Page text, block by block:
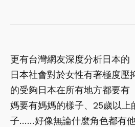
更有台灣網友深度分析日本的
日本社會對於女性有著極度壓
的受夠日本在所有地方都要有
媽要有媽媽的樣子、25歲以上
子……好像無論什麼角色都有